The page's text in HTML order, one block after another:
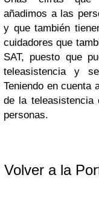
añadimos a las
y que también
cuidadores que
SAT, puesto que
teleasistencia y
Teniendo en cuenta
de la teleasistencia
personas.
Volver a la